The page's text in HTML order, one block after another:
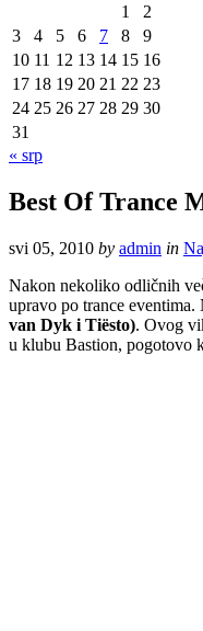
1
2
3
4 5 6 7 8
9
10 11 12 13 14 15 16
17 18 19 20 21 22 23
24 25 26 27 28 29 30
31
« srp
Best Of Trance
svi 05, 2010 by admin in
Nakon nekoliko odličnih
upravo po trance
van Dyk i Tiësto). Ovog
u klubu Bastion, pogotovo